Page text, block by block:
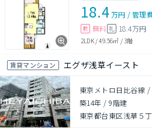
18.4万円 /管理
敷 無料 礼 18.4万円
2LDK/49.56㎡ /3階
賃貸マンション エグザ浅草イースト
東京メトロ日比谷線
築14年 /9階建
東京都台東区浅草５